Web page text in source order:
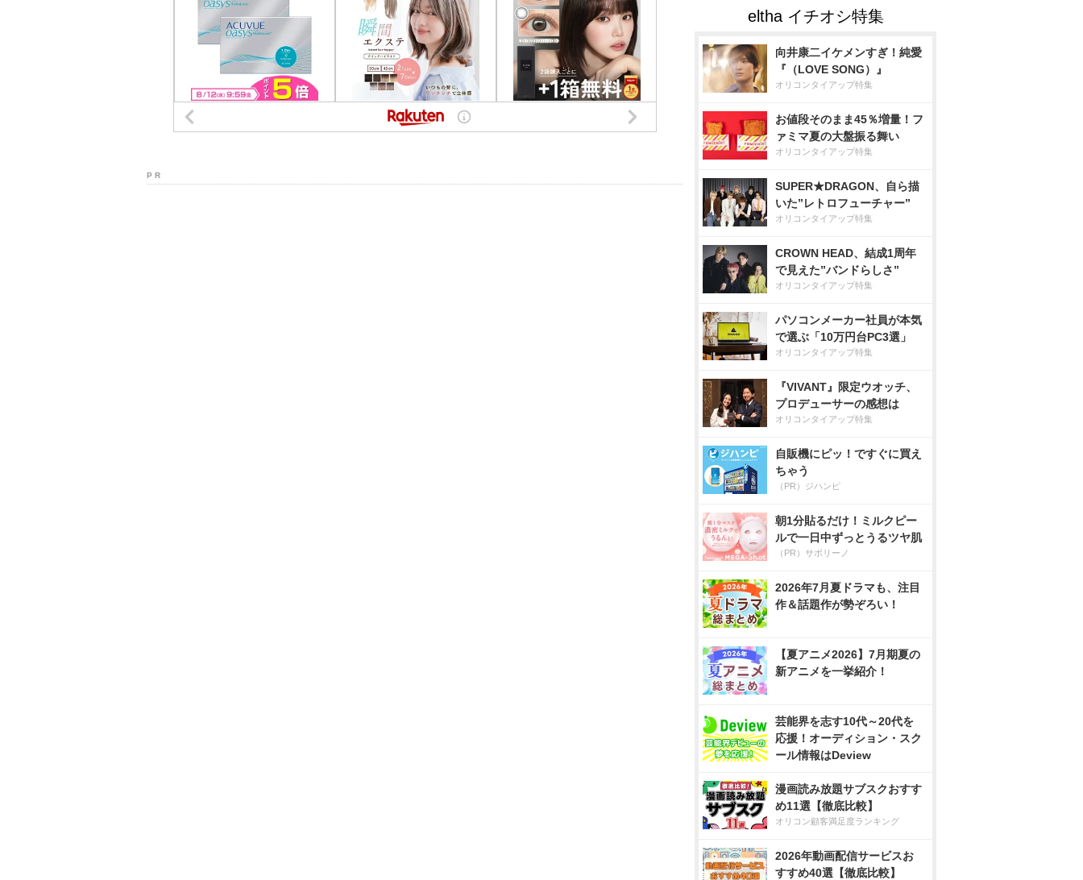
P R
向井康二イケメンすぎ！純愛
『（LOVE SONG）』
オリコンタイアップ特集
お値段そのまま45％増量！フ
ァミマ夏の大盤振る舞い
オリコンタイアップ特集
SUPER★DRAGON、自ら描
いた”レトロフューチャー”
オリコンタイアップ特集
CROWN HEAD、結成1周年
で見えた”バンドらしさ”
オリコンタイアップ特集
パソコンメーカー社員が本気
で選ぶ「10万円台PC3選」
オリコンタイアップ特集
『VIVANT』限定ウオッチ、
プロデューサーの感想は
オリコンタイアップ特集
自販機にピッ！ですぐに買え
ちゃう
（PR）ジハンピ
朝1分貼るだけ！ミルクピー
ルで一日中ずっとうるツヤ肌
（PR）サボリーノ
2026年7月夏ドラマも、注目
作＆話題作が勢ぞろい！
【夏アニメ2026】7月期夏の
新アニメを一挙紹介！
芸能界を志す10代～20代を
応援！オーディション・スク
ール情報はDeview
漫画読み放題サブスクおすす
め11選【徹底比較】
オリコン顧客満足度ランキング
2026年動画配信サービスお
すすめ40選【徹底比較】